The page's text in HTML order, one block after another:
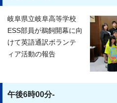
岐阜県立岐阜高等学校
ESS部員が鵜飼開幕に向
けて英語通訳ボランテ
ィア活動の報告
午後6時00分-